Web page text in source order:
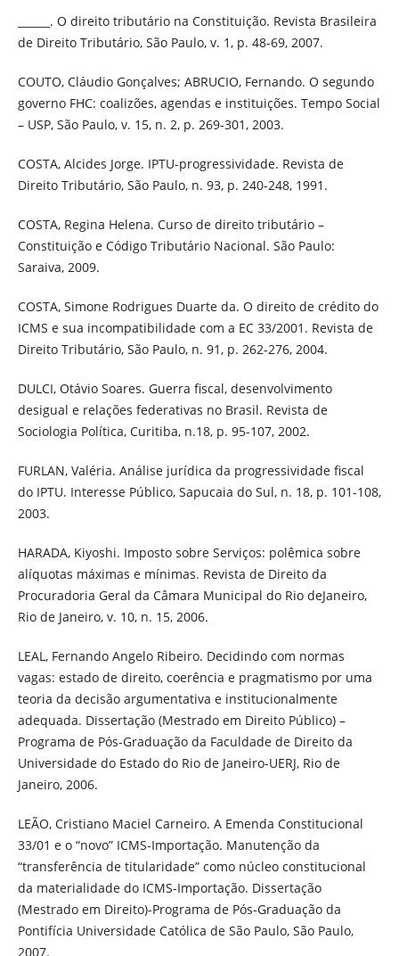
______. O direito tributário na Constituição. Revista Brasileira
de Direito Tributário, São Paulo, v. 1, p. 48-69, 2007.
COUTO, Cláudio Gonçalves; ABRUCIO, Fernando. O segundo
governo FHC: coalizões, agendas e instituições. Tempo Social
– USP, São Paulo, v. 15, n. 2, p. 269-301, 2003.
COSTA, Alcides Jorge. IPTU-progressividade. Revista de
Direito Tributário, São Paulo, n. 93, p. 240-248, 1991.
COSTA, Regina Helena. Curso de direito tributário –
Constituição e Código Tributário Nacional. São Paulo:
Saraiva, 2009.
COSTA, Simone Rodrigues Duarte da. O direito de crédito do
ICMS e sua incompatibilidade com a EC 33/2001. Revista de
Direito Tributário, São Paulo, n. 91, p. 262-276, 2004.
DULCI, Otávio Soares. Guerra fiscal, desenvolvimento
desigual e relações federativas no Brasil. Revista de
Sociologia Política, Curitiba, n.18, p. 95-107, 2002.
FURLAN, Valéria. Análise jurídica da progressividade fiscal
do IPTU. Interesse Público, Sapucaia do Sul, n. 18, p. 101-108,
2003.
HARADA, Kiyoshi. Imposto sobre Serviços: polêmica sobre
alíquotas máximas e mínimas. Revista de Direito da
Procuradoria Geral da Câmara Municipal do Rio deJaneiro,
Rio de Janeiro, v. 10, n. 15, 2006.
LEAL, Fernando Angelo Ribeiro. Decidindo com normas
vagas: estado de direito, coerência e pragmatismo por uma
teoria da decisão argumentativa e institucionalmente
adequada. Dissertação (Mestrado em Direito Público) –
Programa de Pós-Graduação da Faculdade de Direito da
Universidade do Estado do Rio de Janeiro-UERJ, Rio de
Janeiro, 2006.
LEÃO, Cristiano Maciel Carneiro. A Emenda Constitucional
33/01 e o “novo” ICMS-Importação. Manutenção da
“transferência de titularidade” como núcleo constitucional
da materialidade do ICMS-Importação. Dissertação
(Mestrado em Direito)-Programa de Pós-Graduação da
Pontifícia Universidade Católica de São Paulo, São Paulo,
2007.